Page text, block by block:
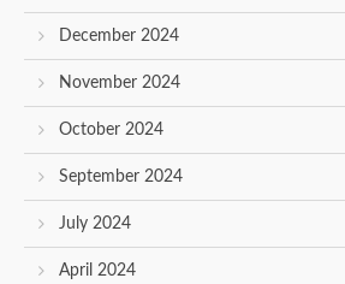
December 2024
November 2024
October 2024
September 2024
July 2024
April 2024